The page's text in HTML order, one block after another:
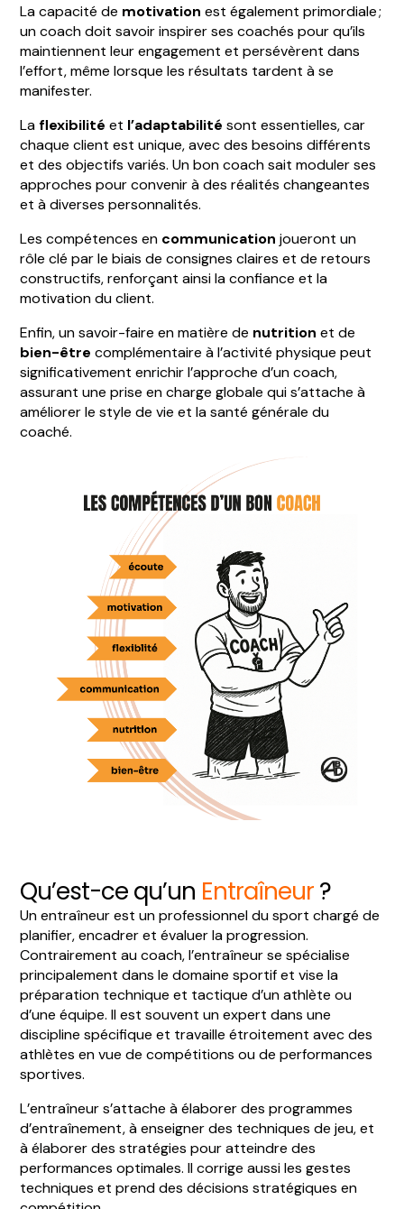
La capacité de motivation est également primordiale ;
un coach doit savoir inspirer ses coachés pour qu’ils
maintiennent leur engagement et persévèrent dans
l’effort, même lorsque les résultats tardent à se
manifester.
Laflexibilitéet l’adaptabilitésont essentielles, car
chaque client est unique, avec des besoins différents
et des objectifs variés. Un bon coach sait moduler ses
approches pour convenir à des réalités changeantes
et à diverses personnalités.
Les compétences en communicationjoueront un
rôle clé par le biais de consignes claires et de retours
constructifs, renforçant ainsi la confiance et la
motivation du client.
Enfin, un savoir-faire en matière de nutritionet de
bien-être complémentaire à l’activité physique peut
significativement enrichir l’approche d’un coach,
assurant une prise en charge globale qui s’attache à
améliorer le style de vie et la santé générale du
coaché.
Qu’est-ce qu’un Entraîneur?
Un entraîneur est un professionnel du sport chargé de
planifier, encadrer et évaluer la progression.
Contrairement au coach, l’entraîneur se spécialise
principalement dans le domaine sportif et vise la
préparation technique et tactique d’un athlète ou
d’une équipe. Il est souvent un expert dans une
discipline spécifique et travaille étroitement avec des
athlètes en vue de compétitions ou de performances
sportives.
L’entraîneur s’attache à élaborer des programmes
d’entraînement, à enseigner des techniques de jeu, et
à élaborer des stratégies pour atteindre des
performances optimales.Il corrige aussi les gestes
techniques et prend des décisions stratégiques en